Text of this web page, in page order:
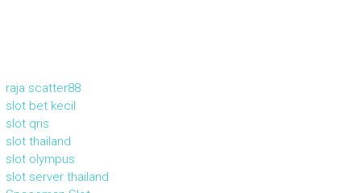
raja scatter88
slot bet kecil
slot qris
slot thailand
slot olympus
slot server thailand